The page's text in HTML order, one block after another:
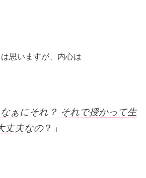
思いますが、内心は
ぁにそれ？ それで授かって生
丈夫なの？」